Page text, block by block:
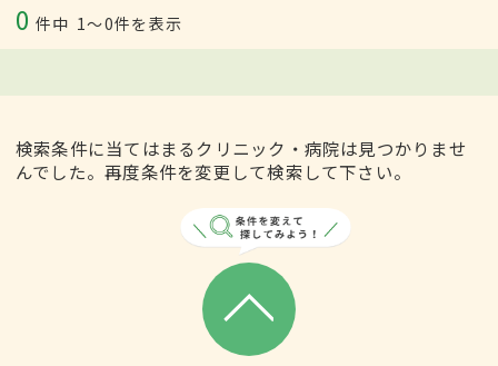
0 件中 1〜0件を表示
検索条件に当てはまるクリニック・病院は見つかりませ
んでした。再度条件を変更して検索して下さい。